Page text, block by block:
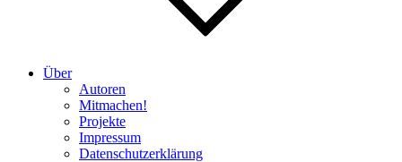
Über
Autoren
Mitmachen!
Projekte
Impressum
Datenschutzerklärung